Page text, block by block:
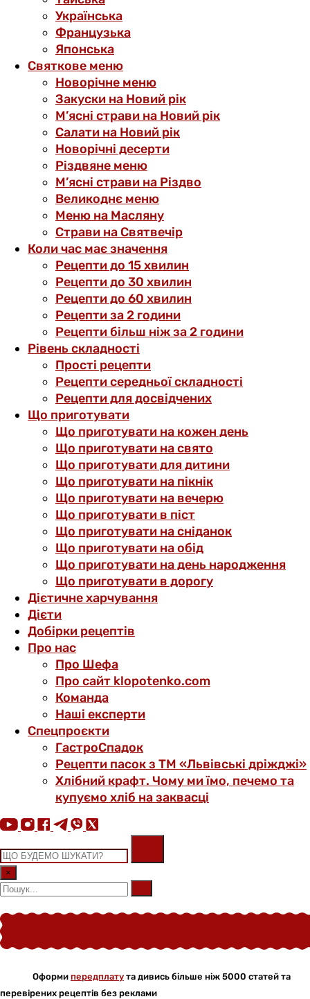
Українська
Французька
Японська
Святкове меню
Новорічне меню
Закуски на Новий рік
М’ясні страви на Новий рік
Салати на Новий рік
Новорічні десерти
Різдвяне меню
М’ясні страви на Різдво
Великоднє меню
Меню на Масляну
Страви на Святвечір
Коли час має значення
Рецепти до 15 хвилин
Рецепти до 30 хвилин
Рецепти до 60 хвилин
Рецепти за 2 години
Рецепти більш ніж за 2 години
Рівень складності
Прості рецепти
Рецепти середньої складності
Рецепти для досвідчених
Що приготувати
Що приготувати на кожен день
Що приготувати на свято
Що приготувати для дитини
Що приготувати на пікнік
Що приготувати на вечерю
Що приготувати в піст
Що приготувати на сніданок
Що приготувати на обід
Що приготувати на день народження
Що приготувати в дорогу
Дієтичне харчування
Дієти
Добірки рецептів
Про нас
Про Шефа
Про сайт klopotenko.com
Команда
Наші експерти
Спецпроєкти
ГастроСпадок
Рецепти пасок з ТМ «Львівські дріжджі»
Хлібний крафт. Чому ми їмо, печемо та
купуємо хліб на заквасці
×
Оформи передплату та дивись більше ніж 5000 статей та
перевірених рецептів без реклами